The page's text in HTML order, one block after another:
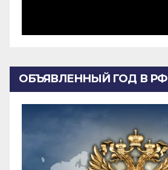
ОБЪЯВЛЕННЫЙ ГОД В РФ